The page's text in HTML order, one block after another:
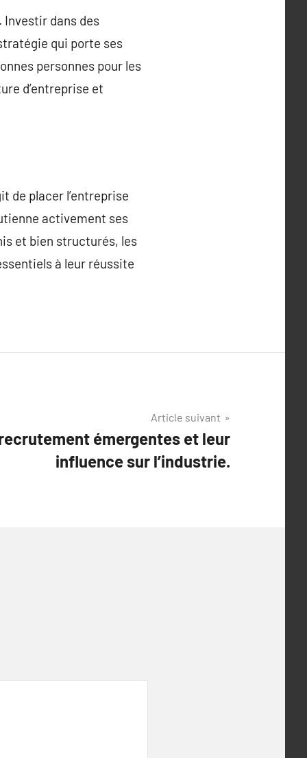
dans des
qui porte ses
personnes pour les
d’entreprise et
de placer l’entreprise
activement ses
et bien structurés, les
à leur réussite
Article suivant
émergentes et leur
influence sur l’industrie.